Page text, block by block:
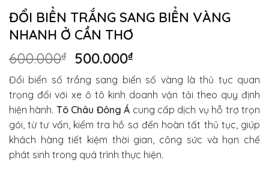
ĐỔI BIỂN TRẮNG SANG BIỂN VÀNG
NHANH Ở CẦN THƠ
600.000₫
Giá
gốc
là:
600.000₫.
500.000₫Giá
hiện
tại
là:
500.000₫.
Đổi biển số trắng sang biển số vàng là thủ tục quan
trọng đối với xe ô tô kinh doanh vận tải theo quy định
hiện hành. Tô Châu Đông Á cung cấp dịch vụ hỗ trợ trọn
gói, từ tư vấn, kiểm tra hồ sơ đến hoàn tất thủ tục, giúp
khách hàng tiết kiệm thời gian, công sức và hạn chế
phát sinh trong quá trình thực hiện.